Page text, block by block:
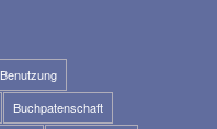
Benutzung
Buchpatenschaft